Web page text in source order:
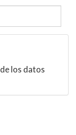
los datos